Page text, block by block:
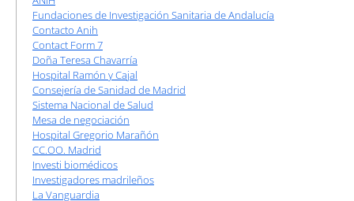
Fundaciones de Investigación Sanitaria de Andalucía
Contacto Anih
Contact Form 7
Doña Teresa Chavarría
Hospital Ramón y Cajal
Consejería de Sanidad de Madrid
Sistema Nacional de Salud
Mesa de negociación
Hospital Gregorio Marañón
CC.OO. Madrid
Investi biomédicos
Investigadores madrileños
La Vanguardia